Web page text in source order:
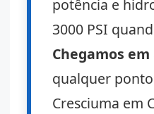
potência e
3000 PSI
Chegamos
qualquer
Cresciuma em